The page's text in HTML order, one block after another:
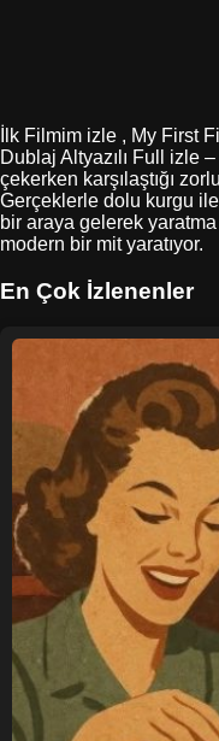
İlk Filmim izle , My First
Dublaj Altyazılı Full izle
çekerken karşılaştığı
Gerçeklerle dolu kurgu
bir araya gelerek
modern bir mit yaratıyor.
En Çok İzlenenler